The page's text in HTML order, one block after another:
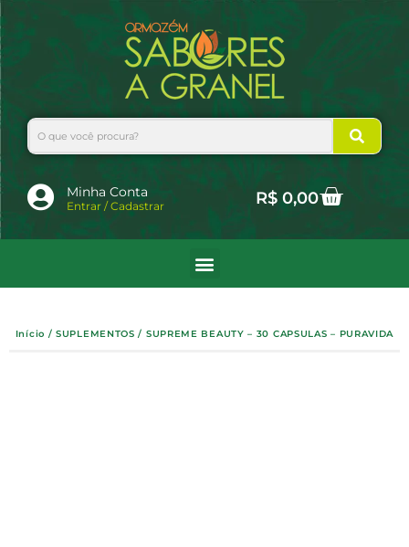
para
o
conteúdo
Search
Minha Conta
Entrar / Cadastrar R$0,00Cart
Início /SUPLEMENTOS / SUPREME BEAUTY – 30 CAPSULAS – PURAVIDA